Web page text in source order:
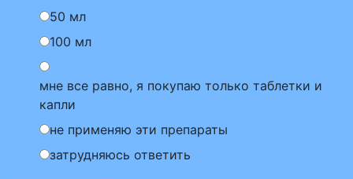
50 мл
100 мл
мне все равно, я покупаю только таблетки и
капли
не применяю эти препараты
затрудняюсь ответить